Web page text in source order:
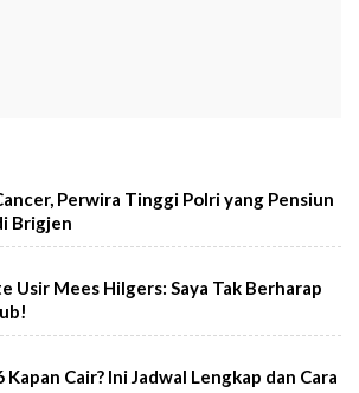
Perwira Tinggi Polri yang Pensiun
Brigjen
Usir Mees Hilgers: Saya Tak Berharap
Kapan Cair? Ini Jadwal Lengkap dan Cara